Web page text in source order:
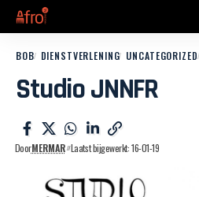
BOB DIENSTVERLENING UNCATEGORIZED
Studio JNNFR
DoorMERMAR Laatst bijgewerkt: 16-01-19